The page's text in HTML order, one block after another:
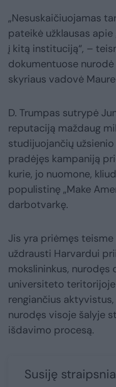
„Nesuskaičiuojamas
pateikė užklausas
į kitą instituciją“, –
dokumentuose
skyriaus vadovė
D. Trumpas sutrypė
reputaciją maždaug
studijuojančių
pradėjęs kampaniją
kurie, jo nuomone,
populistinę „Make
darbotvarkę.
Jis yra priėmęs
uždrausti Harvardui
mokslininkus,
universiteto
rengiančius
nurodęs visoje šalyje
išdavimo procesą.
Susiję